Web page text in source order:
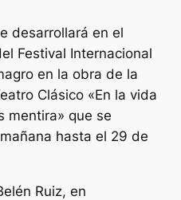
desarrollará en el
Festival Internacional
en la obra de la
Clásico «En la vida
mentira» que se
hasta el 29 de
Ruiz, en